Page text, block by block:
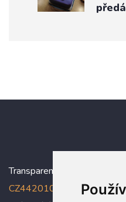
Transparentní účet: